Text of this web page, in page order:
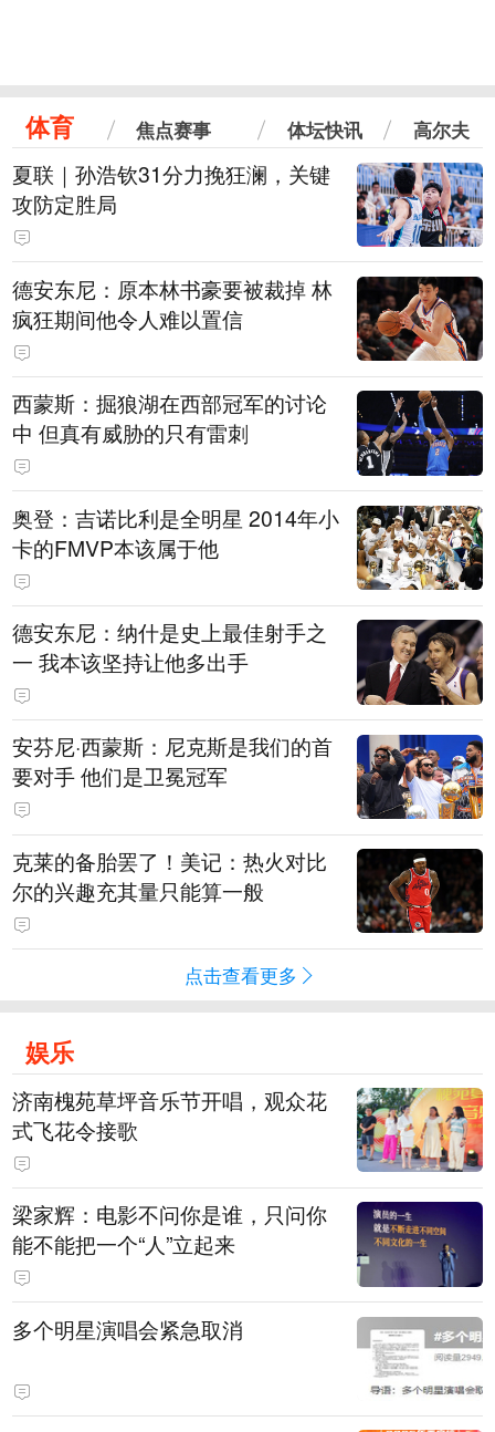
体育 焦点赛事 体坛快讯 高尔夫
夏联｜孙浩钦31分力挽狂澜，关键
攻防定胜局
德安东尼：原本林书豪要被裁掉 林
疯狂期间他令人难以置信
西蒙斯：掘狼湖在西部冠军的讨论
中 但真有威胁的只有雷刺
奥登：吉诺比利是全明星 2014年小
卡的FMVP本该属于他
德安东尼：纳什是史上最佳射手之
一 我本该坚持让他多出手
安芬尼·西蒙斯：尼克斯是我们的首
要对手 他们是卫冕冠军
克莱的备胎罢了！美记：热火对比
尔的兴趣充其量只能算一般
点击查看更多
娱乐
济南槐苑草坪音乐节开唱，观众花
式飞花令接歌
梁家辉：电影不问你是谁，只问你
能不能把一个“人”立起来
多个明星演唱会紧急取消